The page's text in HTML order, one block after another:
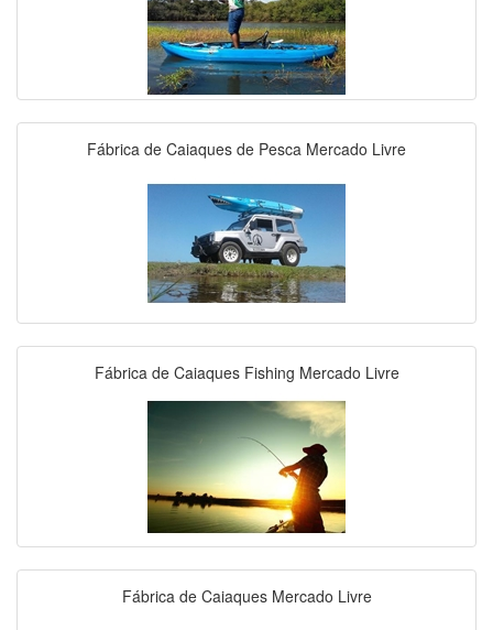
Fábrica de Caiaques de Pesca Mercado Livre
Fábrica de Caiaques Fishing Mercado Livre
Fábrica de Caiaques Mercado Livre